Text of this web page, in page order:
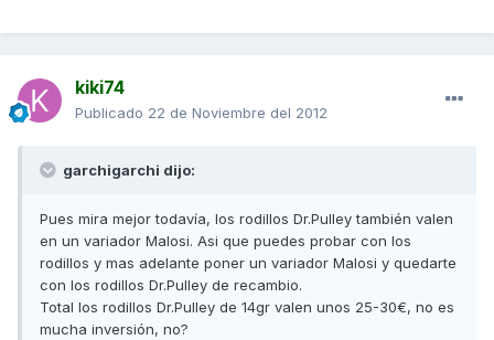
kiki74
Publicado 22 de Noviembre del 2012
garchigarchi dijo:
Pues mira mejor todavía, los rodillos Dr.Pulley también valen
en un variador Malosi. Asi que puedes probar con los
rodillos y mas adelante poner un variador Malosi y quedarte
con los rodillos Dr.Pulley de recambio.
Total los rodillos Dr.Pulley de 14gr valen unos 25-30€, no es
mucha inversión, no?